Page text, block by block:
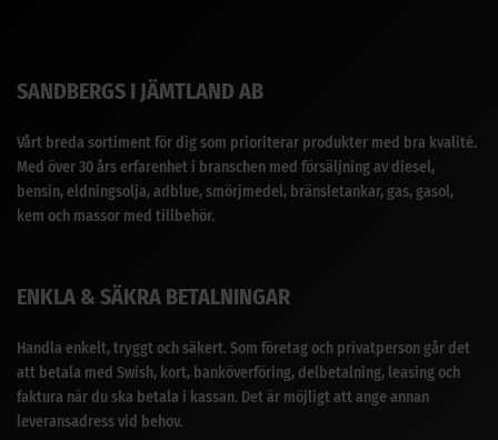
SANDBERGS I JÄMTLAND AB
Vårt breda sortiment för dig som prioriterar produkter med bra kvalité.
Med över 30 års erfarenhet i branschen med försäljning av diesel,
bensin, eldningsolja, adblue, smörjmedel, bränsletankar, gas, gasol,
kem och massor med tillbehör.
ENKLA & SÄKRA BETALNINGAR
Handla enkelt, tryggt och säkert. Som företag och privatperson går det
att betala med Swish, kort, banköverföring, delbetalning, leasing och
faktura när du ska betala i kassan. Det är möjligt att ange annan
leveransadress vid behov.